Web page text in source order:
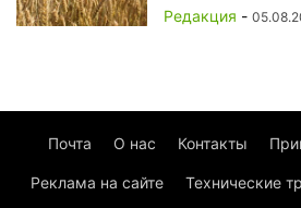
Редакция -
Почта О нас Контакты
Реклама на сайте Технические